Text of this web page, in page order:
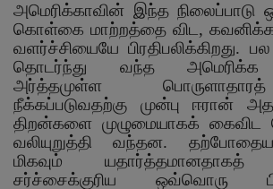
அமெரிக்காவின் இந்த நிலைப்பாடு
கொள்கை மாற்றத்தை விட ,
வளர்ச்சியையே பிரதிபலிக்கிறது.
தொடர்ந்து வந்த அமெரிக்க
அர்த்தமுள்ள
நீக்கப்படுவதற்கு முன்பு ஈரான்
திறன்களை முழுமையாகக் கைவிட
வலியுறுத்தி வந்தன.
மிகவும் யதார்த்தமானதாகத்
சர்ச்சைக்குரிய ஒவ்வொரு